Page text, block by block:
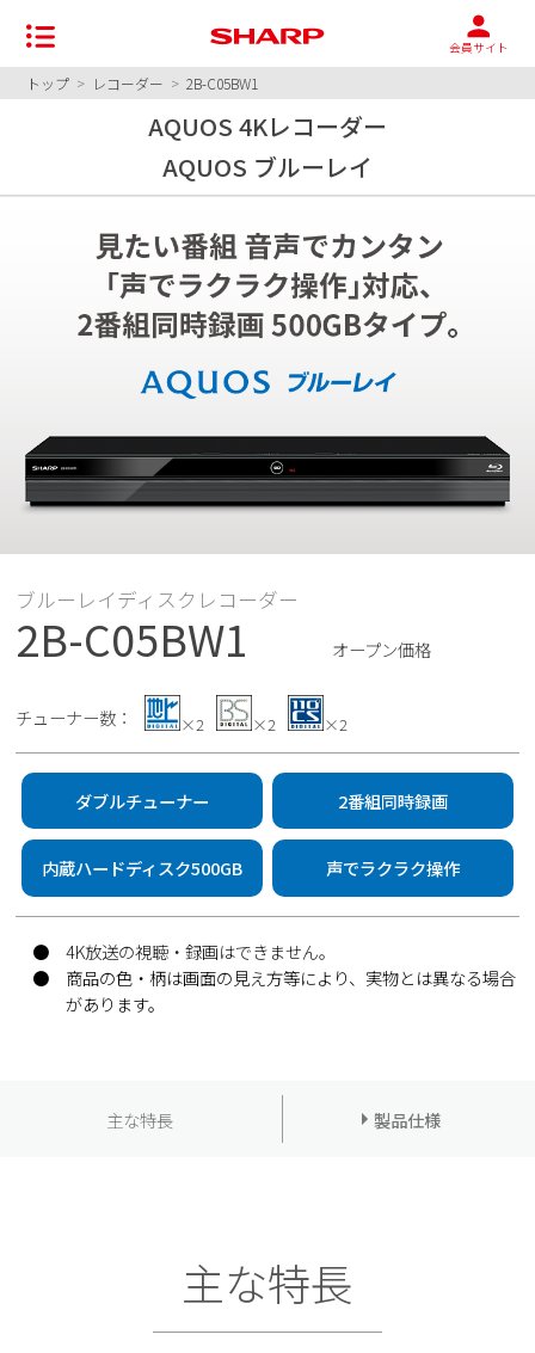
会員サイト
トップ > レコーダー > 2B-C05BW1
AQUOS 4Kレコーダー
AQUOS ブルーレイ
ブルーレイディスクレコーダー
2B-C05BW1 オープン価格
チューナー数： ×2 ×2 ×2
ダブルチューナー 2番組同時録画
内蔵ハードディスク500GB 声でラクラク操作
●
4K放送の視聴・録画はできません。
●
商品の色・柄は画面の見え方等により、実物とは異なる場合
があります。
主な特長 製品仕様
主な特長